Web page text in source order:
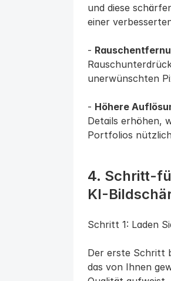
und diese
einer
-
unerwünschten
- Höhere
Details erhöhen,
Portfolios
4. Schritt-
KI-
Schritt 1: Laden
Der erste Schritt
das von Ihnen